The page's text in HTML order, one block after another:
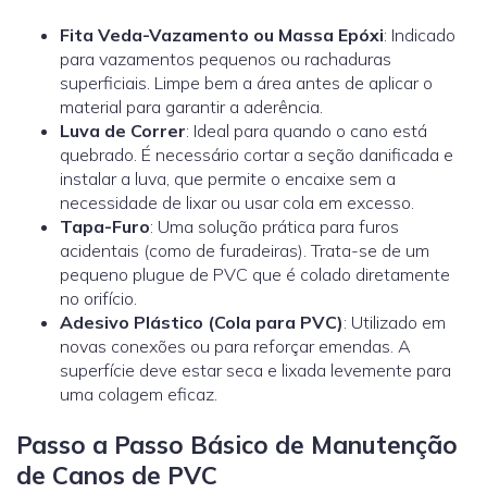
Fita Veda-Vazamento ou Massa Epóxi: Indicado
para vazamentos pequenos ou rachaduras
superficiais. Limpe bem a área antes de aplicar o
material para garantir a aderência.
Luva de Correr: Ideal para quando o cano está
quebrado. É necessário cortar a seção danificada e
instalar a luva, que permite o encaixe sem a
necessidade de lixar ou usar cola em excesso.
Tapa-Furo: Uma solução prática para furos
acidentais (como de furadeiras). Trata-se de um
pequeno plugue de PVC que é colado diretamente
no orifício.
Adesivo Plástico (Cola para PVC): Utilizado em
novas conexões ou para reforçar emendas. A
superfície deve estar seca e lixada levemente para
uma colagem eficaz.
Passo a Passo Básico de Manutenção
de Canos de PVC